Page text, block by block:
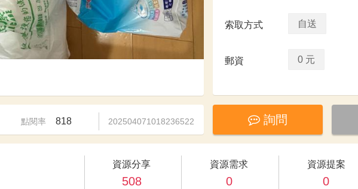
索取方式 自送
郵資 0 元
點閱率 818 202504071018236522 詢問
資源分享
508
資源需求
0
資源提案
0